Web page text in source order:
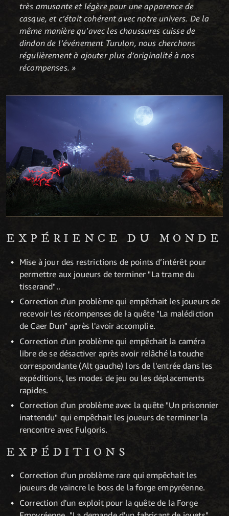
très amusante et légère pour une apparence de
casque, et c’était cohérent avec notre univers. De la
même manière qu’avec les chaussures cuisse de
dindon de l’événement Turulon, nous cherchons
régulièrement à ajouter plus d’originalité à nos
récompenses. »
EXPÉRIENCE DU MONDE
Mise à jour des restrictions de points d’intérêt pour
permettre aux joueurs de terminer "La trame du
tisserand"..
Correction d'un problème qui empêchait les joueurs de
recevoir les récompenses de la quête "La malédiction
de Caer Dun" après l'avoir accomplie.
Correction d'un problème qui empêchait la caméra
libre de se désactiver après avoir relâché la touche
correspondante (Alt gauche) lors de l'entrée dans les
expéditions, les modes de jeu ou les déplacements
rapides.
Correction d'un problème avec la quête "Un prisonnier
inattendu" qui empêchait les joueurs de terminer la
rencontre avec Fulgoris.
EXPÉDITIONS
Correction d’un problème rare qui empêchait les
joueurs de vaincre le boss de la forge empyréenne.
Correction d'un exploit pour la quête de la Forge